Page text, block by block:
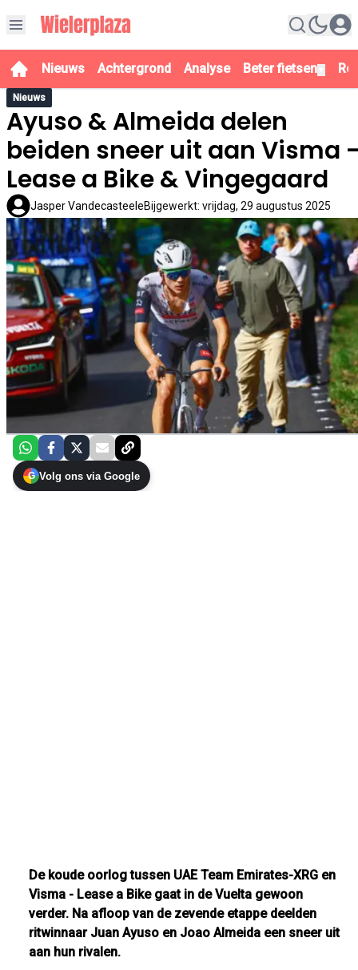
Nieuws Achtergrond Analyse Beter fietsen
Nieuws
Ayuso & Almeida delen
beiden sneer uit aan Visma
Lease a Bike & Vingegaard
Jasper VandecasteeleBijgewerkt: vrijdag, 29 augustus 2025
G Volg ons via Google
De koude oorlog tussen UAE Team Emirates-XRG en
Visma - Lease a Bike gaat in de Vuelta gewoon
verder. Na afloop van de zevende etappe deelden
ritwinnaar Juan Ayuso en Joao Almeida een sneer uit
aan hun rivalen.